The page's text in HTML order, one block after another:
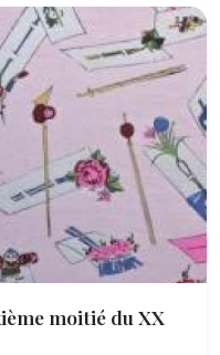
moitié du XX